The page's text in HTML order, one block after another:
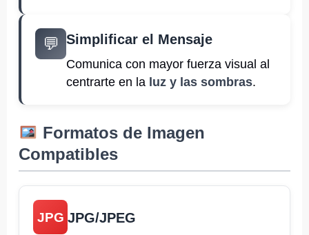
💬 Simplificar el Mensaje
Comunica con mayor fuerza visual al
centrarte en la luz y las sombras.
Formatos de Imagen
Compatibles
JPG JPG/JPEG